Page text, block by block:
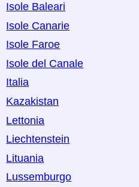
Isole Baleari
Isole Canarie
Isole Faroe
Isole del Canale
Italia
Kazakistan
Lettonia
Liechtenstein
Lituania
Lussemburgo